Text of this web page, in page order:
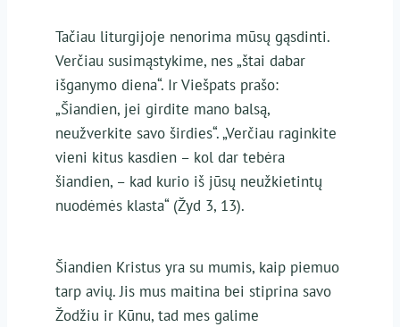
Tačiau liturgijoje nenorima mūsų gąsdinti.
Verčiau susimąstykime, nes „štai dabar
išganymo diena“. Ir Viešpats prašo:
„Šiandien, jei girdite mano balsą,
neužverkite savo širdies“. „Verčiau raginkite
vieni kitus kasdien – kol dar tebėra
šiandien, – kad kurio iš jūsų neužkietintų
nuodėmės klasta“ (Žyd 3, 13).
Šiandien Kristus yra su mumis, kaip piemuo
tarp avių. Jis mus maitina bei stiprina savo
Žodžiu ir Kūnu, tad mes galime